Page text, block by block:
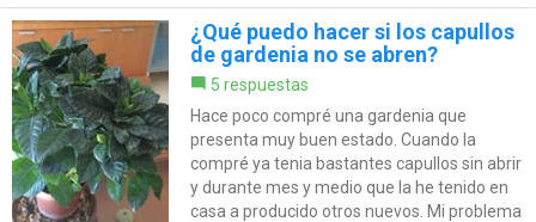
¿Qué puedo hacer si los capullos
de gardenia no se abren?
5 respuestas
Hace poco compré una gardenia que
presenta muy buen estado. Cuando la
compré ya tenia bastantes capullos sin abrir
y durante mes y medio que la he tenido en
casa a producido otros nuevos. Mi problema